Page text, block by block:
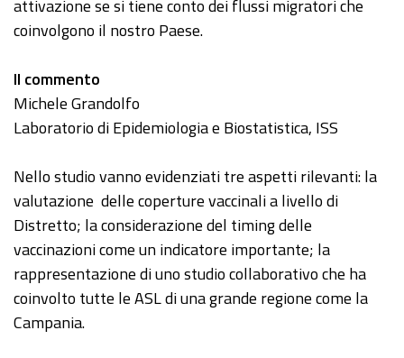
attivazione se si tiene conto dei flussi migratori che
coinvolgono il nostro Paese.
Il commento
Michele Grandolfo
Laboratorio di Epidemiologia e Biostatistica, ISS
Nello studio vanno evidenziati tre aspetti rilevanti: la
valutazione delle coperture vaccinali a livello di
Distretto; la considerazione del timing delle
vaccinazioni come un indicatore importante; la
rappresentazione di uno studio collaborativo che ha
coinvolto tutte le ASL di una grande regione come la
Campania.